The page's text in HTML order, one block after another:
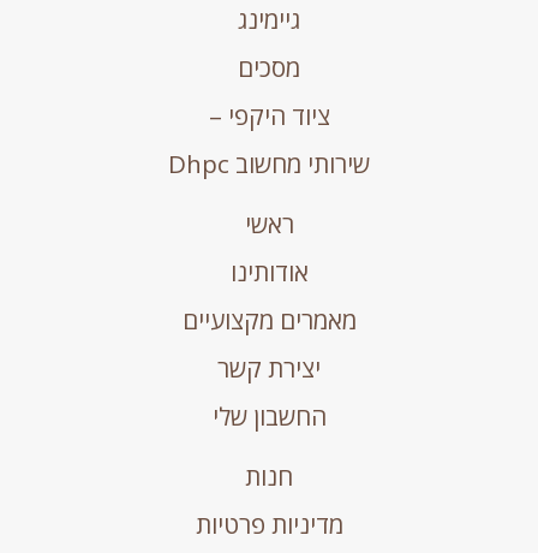
גיימינג
מסכים
ציוד היקפי –
שירותי מחשוב Dhpc
ראשי
אודותינו
מאמרים מקצועיים
יצירת קשר
החשבון שלי
חנות
מדיניות פרטיות